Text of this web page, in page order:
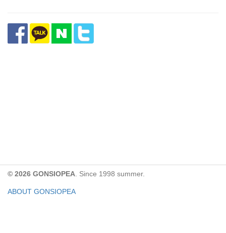
© 2026 GONSIOPEA . Since 1998 summer.
ABOUT GONSIOPEA